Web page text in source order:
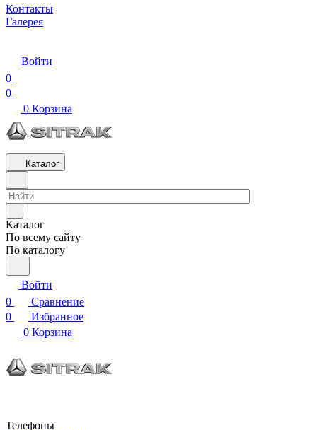
Контакты
Галерея
Войти
0
0
0 Корзина
Каталог
Каталог
По всему сайту
По каталогу
Войти
0
Сравнение
0
Избранное
0 Корзина
Телефоны